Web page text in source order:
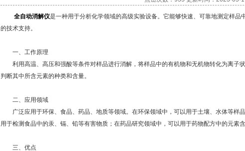
全自动消解仪是一种用于分析化学领域的高级实验设备。它能够快速、可靠地测定样
的技术支持。
一、工作原理
利用高温、高压和强酸等条件对样品进行消解，将样品中的有机物和无机物转化为离子
判断其中所含元素的种类和含量。
二、应用领域
广泛应用于环保、食品、药品、地质等领域。在环保领域中，可以用于土壤、水体等样
用于检测食品中的汞、镉、铅等有害物质；在药品研究领域中，可以用于药物配方中的元素含
三、优点